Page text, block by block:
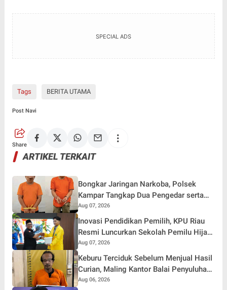
SPECIAL ADS
Tags BERITA UTAMA
Post Navi
Share
ARTIKEL TERKAIT
Bongkar Jaringan Narkoba, Polsek
Kampar Tangkap Dua Pengedar serta
Amankan Sabu dan Ekstasi
Aug 07, 2026
Inovasi Pendidikan Pemilih, KPU Riau
Resmi Luncurkan Sekolah Pemilu Hijau
2026
Aug 07, 2026
Keburu Terciduk Sebelum Menjual Hasil
Curian, Maling Kantor Balai Penyuluhan
Kampar Diringkus
Aug 06, 2026